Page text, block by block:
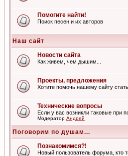
Помогите найти!
Поиск песен и их авторов
Наш сайт
Новости сайта
Как живем, чем дышим...
Проекты, предложения
Хотите помочь нашему сайту
Технические вопросы
Если у вас возникли таковые при
Модератор Андрей
Поговорим по душам...
Познакомимся?!
Новый пользователь форума, кто